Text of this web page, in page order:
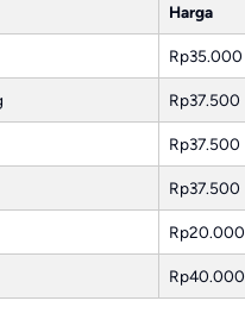
Harga
Rp35.000
Rp37.500
Rp37.500
Rp37.500
Rp20.000
Rp40.000